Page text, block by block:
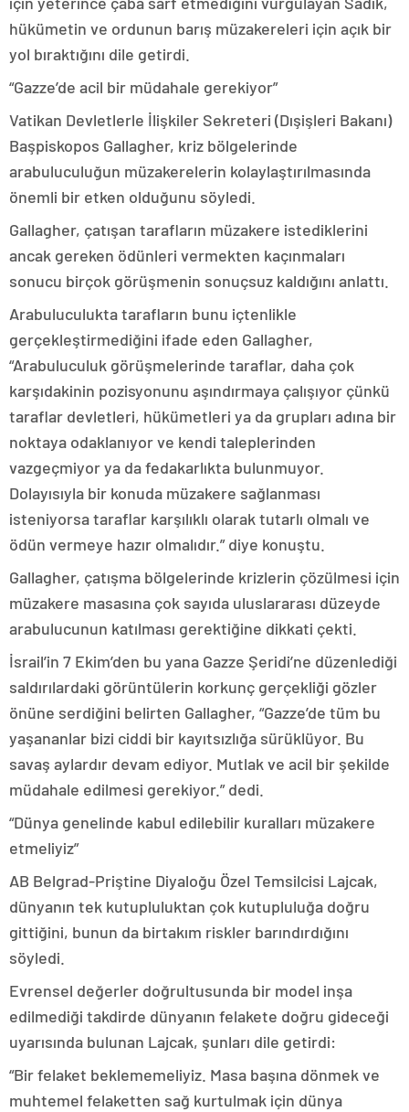
hükümetin ve ordunun barış müzakereleri için açık bir
yol bıraktığını dile getirdi.
“Gazze’de acil bir müdahale gerekiyor”
Vatikan Devletlerle İlişkiler Sekreteri (Dışişleri Bakanı)
Başpiskopos Gallagher, kriz bölgelerinde
arabuluculuğun müzakerelerin kolaylaştırılmasında
önemli bir etken olduğunu söyledi.
Gallagher, çatışan tarafların müzakere istediklerini
ancak gereken ödünleri vermekten kaçınmaları
sonucu birçok görüşmenin sonuçsuz kaldığını anlattı.
Arabuluculukta tarafların bunu içtenlikle
gerçekleştirmediğini ifade eden Gallagher,
“Arabuluculuk görüşmelerinde taraflar, daha çok
karşıdakinin pozisyonunu aşındırmaya çalışıyor çünkü
taraflar devletleri, hükümetleri ya da grupları adına bir
noktaya odaklanıyor ve kendi taleplerinden
vazgeçmiyor ya da fedakarlıkta bulunmuyor.
Dolayısıyla bir konuda müzakere sağlanması
isteniyorsa taraflar karşılıklı olarak tutarlı olmalı ve
ödün vermeye hazır olmalıdır.” diye konuştu.
Gallagher, çatışma bölgelerinde krizlerin çözülmesi için
müzakere masasına çok sayıda uluslararası düzeyde
arabulucunun katılması gerektiğine dikkati çekti.
İsrail’in 7 Ekim’den bu yana Gazze Şeridi’ne düzenlediği
saldırılardaki görüntülerin korkunç gerçekliği gözler
önüne serdiğini belirten Gallagher, “Gazze’de tüm bu
yaşananlar bizi ciddi bir kayıtsızlığa sürüklüyor. Bu
savaş aylardır devam ediyor. Mutlak ve acil bir şekilde
müdahale edilmesi gerekiyor.” dedi.
“Dünya genelinde kabul edilebilir kuralları müzakere
etmeliyiz”
AB Belgrad-Priştine Diyaloğu Özel Temsilcisi Lajcak,
dünyanın tek kutupluluktan çok kutupluluğa doğru
gittiğini, bunun da birtakım riskler barındırdığını
söyledi.
Evrensel değerler doğrultusunda bir model inşa
edilmediği takdirde dünyanın felakete doğru gideceği
uyarısında bulunan Lajcak, şunları dile getirdi:
“Bir felaket beklememeliyiz. Masa başına dönmek ve
muhtemel felaketten sağ kurtulmak için dünya